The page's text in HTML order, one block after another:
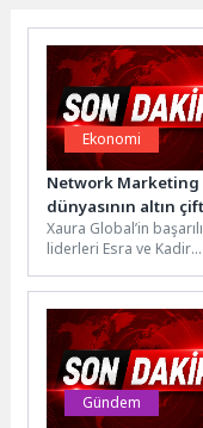
Ekonomi
Network Marketing
dünyasının altın
Esra – Kadir Turgut
Xaura Global’in başarılı
liderleri Esra ve Kadir
ödüllerinden birini
kazanarak girişimcilik...
Gündem